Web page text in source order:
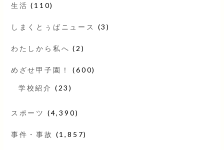
生活 (110)
しまくとぅばニュース (3)
わたしから私へ (2)
めざせ甲子園！ (600)
学校紹介 (23)
スポーツ (4,390)
事件・事故 (1,857)